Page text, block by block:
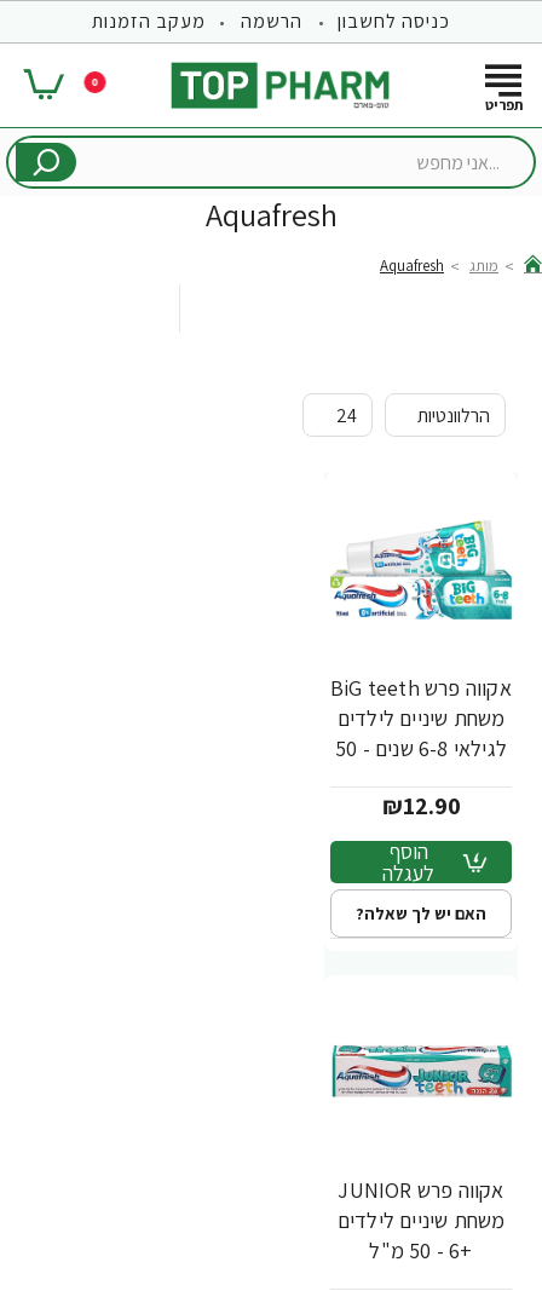
כניסה לחשבון הרשמה מעקב הזמנות
0
...אני
Aquafresh
מותג Aquafresh
אקווה פרש BiG teeth
משחת שיניים לילדים
לגילאי 6-8 שנים - 50
₪12.90
הוסף
לעגלה
האם יש לך שאלה?
אקווה פרש JUNIOR
משחת שיניים לילדים
+6 - 50 מ"ל